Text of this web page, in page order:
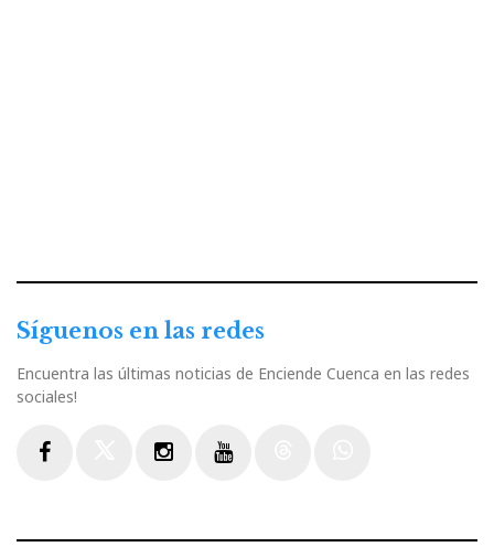
Síguenos en las redes
Encuentra las últimas noticias de Enciende Cuenca en las redes
sociales!